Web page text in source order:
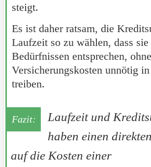
steigt.
Es ist daher ratsam, die
Laufzeit so zu wählen, dass sie
Bedürfnissen entsprechen,
Versicherungskosten unnötig
treiben.
Laufzeit und
haben einen
auf die Kosten einer